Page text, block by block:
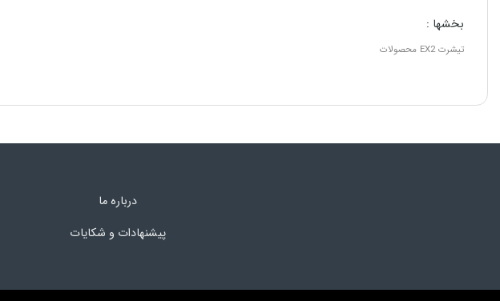
بخشها :
تیشرت EX2 محصولات
درباره ما
پیشنهادات و شکایات